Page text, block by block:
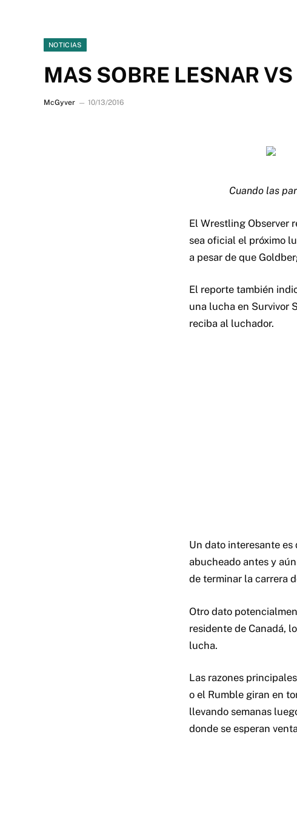
NOTICIAS
MAS SOBRE LESNAR
McGyver 10/13/2016
Cuando las
El Wrestling Observer
sea oficial el próximo
a pesar de que
El reporte también
una lucha en Survivor
reciba al luchador.
Un dato interesante es
abucheado antes y
de terminar la carrera
Otro dato
residente de Canadá,
lucha.
Las razones
o el Rumble giran en
llevando semanas
donde se esperan